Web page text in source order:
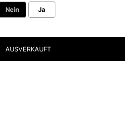
Nein Ja
will addto the price